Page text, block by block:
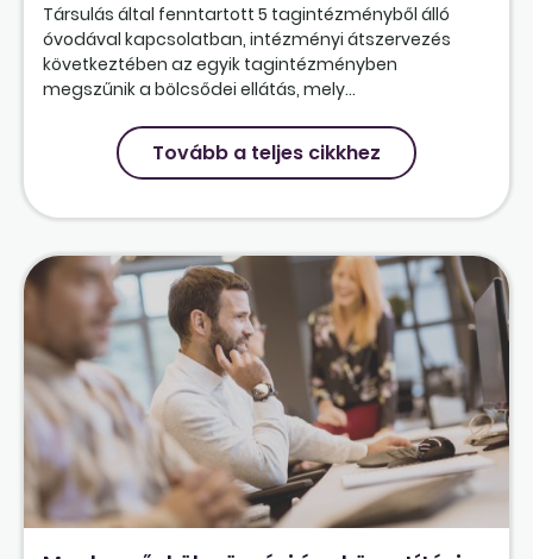
Társulás által fenntartott 5 tagintézményből álló
óvodával kapcsolatban, intézményi átszervezés
következtében az egyik tagintézményben
megszűnik a bölcsődei ellátás, mely...
Tovább a teljes cikkhez